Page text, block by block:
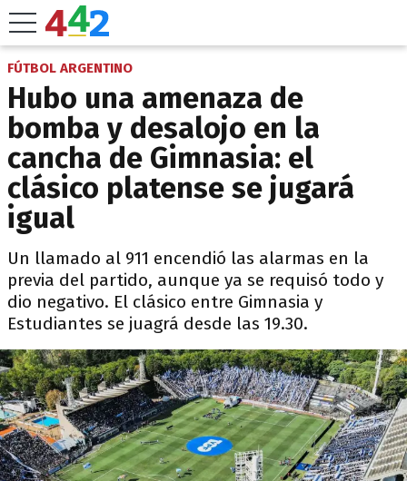
FÚTBOL ARGENTINO
Hubo una amenaza de
bomba y desalojo en la
cancha de Gimnasia: el
clásico platense se jugará
igual
Un llamado al 911 encendió las alarmas en la
previa del partido, aunque ya se requisó todo y
dio negativo. El clásico entre Gimnasia y
Estudiantes se juagrá desde las 19.30.